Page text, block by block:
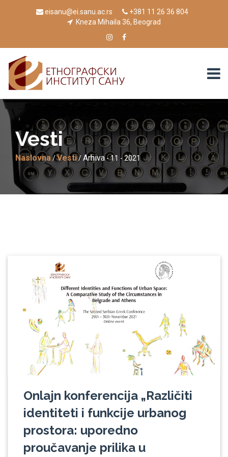
eisanu@ei.sanu.ac.rs
+381 11 26 36 804
Kneza Mihaila 36, Beograd
Vesti
Naslovna/Vesti/Arhiva- 11 - 2021
Onlajn konferencija „Različiti
identiteti i funkcije urbanog
prostora: uporedno
proučavanje prilika u